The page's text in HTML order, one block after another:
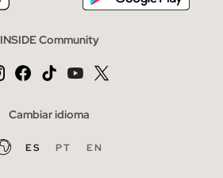
INSIDE Community
Cambiar idioma
ES PT EN